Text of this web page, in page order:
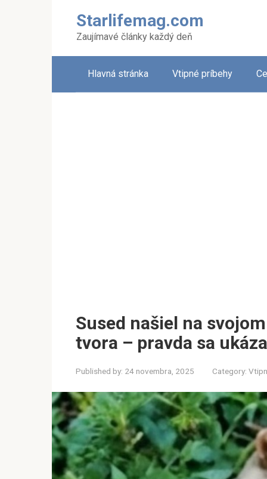
Starlifemag.com
Zaujímavé články každý deň
Hlavná stránka Vtipné príbehy
Sused našiel na
tvora – pravda sa
Published by: 24 novembra, 2025 Category: